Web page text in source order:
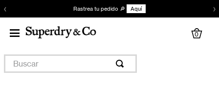
‹ Rastrea tu pedido 🔎 Aquí ›
0
Buscar